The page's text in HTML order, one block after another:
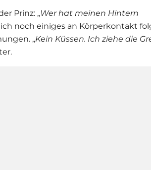
Prinz: „Wer hat meinen Hintern
noch einiges an Körperkontakt
„Kein Küssen. Ich ziehe die